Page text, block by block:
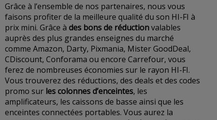
Grâce à l’ensemble de nos partenaires, nous vous
faisons profiter de la meilleure qualité du son HI-FI à
prix mini. Grâce à des bons de réductionvalables
auprès des plus grandes enseignes du marché
comme Amazon, Darty, Pixmania, Mister GoodDeal,
CDiscount, Conforama ou encore Carrefour, vous
ferez de nombreuses économies sur le rayon HI-FI.
Vous trouverez des réductions, des deals et des codes
promo sur les colonnes d’enceintes, les
amplificateurs, les caissons de basse ainsi que les
enceintes connectées portables. Vous aurez la